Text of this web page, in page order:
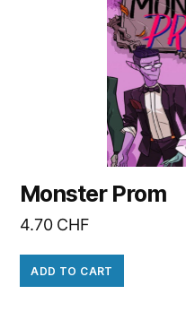
Monster Prom
4.70 CHF
ADD TO CART